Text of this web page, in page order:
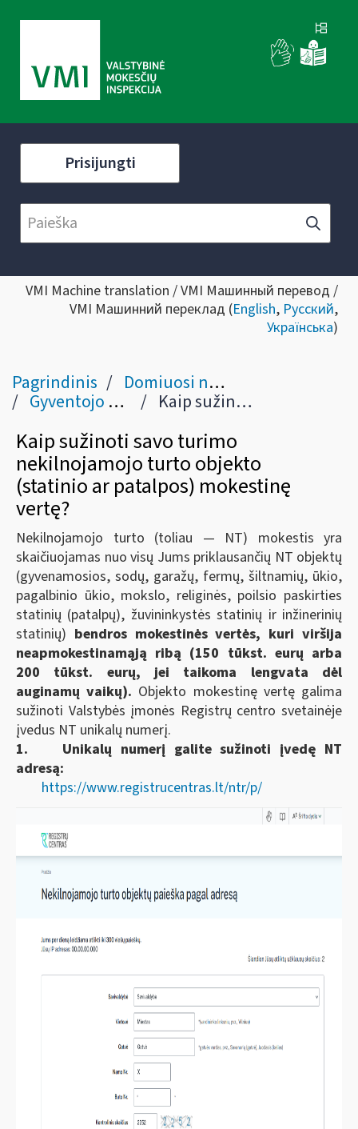
Prisijungti
VMI Machine translation / VMI Машинный перевод /
VMI Машинний переклад (English, Русский,
Українська)
Pagrindinis Domiuosi nekilnojamojo turto mokesčiu
Gyventojo nekilnojamojo turto mokesčio deklaracija KIT715 Kaip sužinoti savo turimo nekilnojamojo turto objekto (statinio ar patalpos) mokestinę vertę?
Kaip sužinoti savo turimo
nekilnojamojo turto objekto
(statinio ar patalpos) mokestinę
vertę?
Nekilnojamojo turto (toliau ― NT) mokestis yra
skaičiuojamas nuo visų Jums priklausančių NT objektų
(gyvenamosios, sodų, garažų, fermų, šiltnamių, ūkio,
pagalbinio ūkio, mokslo, religinės, poilsio paskirties
statinių (patalpų), žuvininkystės statinių ir inžinerinių
statinių) bendros mokestinės vertės, kuri viršija
neapmokestinamąją ribą (150 tūkst. eurų arba
200 tūkst. eurų, jei taikoma lengvata dėl
auginamų vaikų). Objekto mokestinę vertę galima
sužinoti Valstybės įmonės Registrų centro svetainėje
įvedus NT unikalų numerį.
1.
Unikalų numerį galite sužinoti įvedę NT
adresą:
https://www.registrucentras.lt/ntr/p/